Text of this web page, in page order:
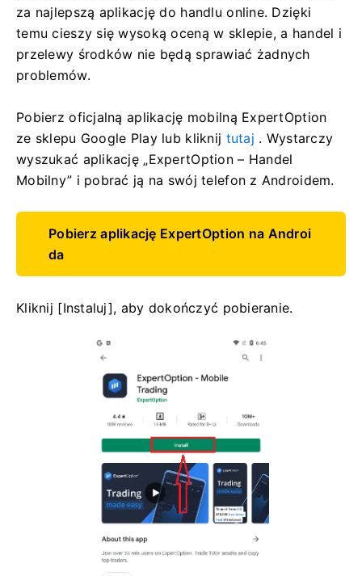
za najlepszą aplikację do handlu online. Dzięki
temu cieszy się wysoką oceną w sklepie, a handel i
przelewy środków nie będą sprawiać żadnych
problemów.
Pobierz oficjalną aplikację mobilną ExpertOption
ze sklepu Google Play lub kliknij tutaj . Wystarczy
wyszukać aplikację „ExpertOption – Handel
Mobilny” i pobrać ją na swój telefon z Androidem.
Pobierz aplikację ExpertOption na Androi
da
Kliknij [Instaluj], aby dokończyć pobieranie.